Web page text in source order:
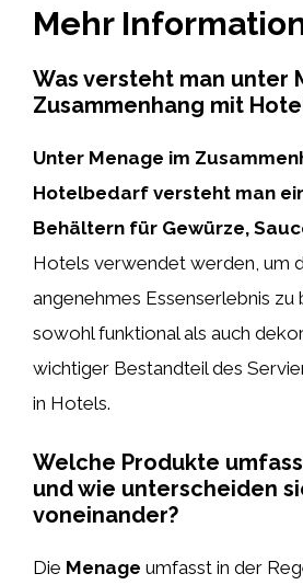
Mehr
Was versteht man unter
Zusammenhang mit
Unter Menage im
Hotelbedarf versteht man
Behältern für Gewürze,
Hotels verwendet werden, um
angenehmes Essenserlebnis zu
sowohl funktional als auch
wichtiger Bestandteil des
in Hotels.
Welche Produkte
und wie unterscheiden
voneinander?
Die Menage umfasst in der